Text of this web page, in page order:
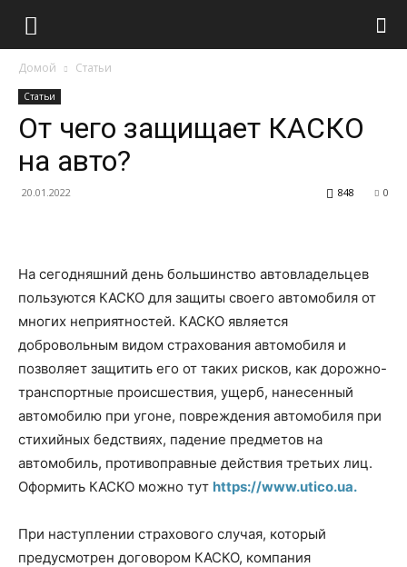
Домой Статьи
Статьи
От чего защищает КАСКО
на авто?
20.01.2022 0
848
На сегодняшний день большинство автовладельцев
пользуются КАСКО для защиты своего автомобиля от
многих неприятностей. КАСКО является
добровольным видом страхования автомобиля и
позволяет защитить его от таких рисков, как дорожно-
транспортные происшествия, ущерб, нанесенный
автомобилю при угоне, повреждения автомобиля при
стихийных бедствиях, падение предметов на
автомобиль, противоправные действия третьих лиц.
Оформить КАСКО можно тут https://www.utico.ua.
При наступлении страхового случая, который
предусмотрен договором КАСКО, компания